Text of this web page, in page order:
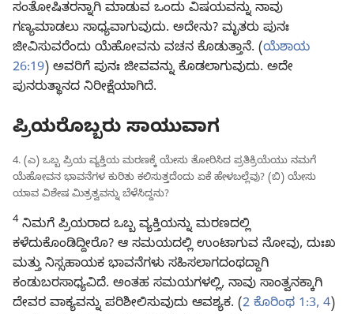
ಸಂತೋಷಿತರನ್ನಾಗಿ ಮಾಡುವ ಒಂದು ವಿಷಯವನ್ನು ನಾವು
ಗಣ್ಯಮಾಡಲು ಸಾಧ್ಯವಾಗುವುದು. ಅದೇನು? ಮೃತರು ಪುನಃ
ಜೀವಿಸುವರೆಂದು ಯೆಹೋವನು ವಚನ ಕೊಡುತ್ತಾನೆ. (ಯೆಶಾಯ
26:19) ಅವರಿಗೆ ಪುನಃ ಜೀವವನ್ನು ಕೊಡಲಾಗುವುದು. ಅದೇ
ಪುನರುತ್ಥಾನದ ನಿರೀಕ್ಷೆಯಾಗಿದೆ.
ಪ್ರಿಯರೊಬ್ಬರು ಸಾಯುವಾಗ
4. (ಎ) ಒಬ್ಬ ಪ್ರಿಯ ವ್ಯಕ್ತಿಯ ಮರಣಕ್ಕೆ ಯೇಸು ತೋರಿಸಿದ ಪ್ರತಿಕ್ರಿಯೆಯು ನಮಗೆ
ಯೆಹೋವನ ಭಾವನೆಗಳ ಕುರಿತು ಕಲಿಸುತ್ತದೆಂದು ಏಕೆ ಹೇಳಬಲ್ಲೆವು? (ಬಿ) ಯೇಸು
ಯಾವ ವಿಶೇಷ ಮಿತ್ರತ್ವವನ್ನು ಬೆಳೆಸಿದ್ದನು?
4ನಿಮಗೆ ಪ್ರಿಯರಾದ ಒಬ್ಬ ವ್ಯಕ್ತಿಯನ್ನು ಮರಣದಲ್ಲಿ
ಕಳೆದುಕೊಂಡಿದ್ದೀರೊ? ಆ ಸಮಯದಲ್ಲಿ ಉಂಟಾಗುವ ನೋವು, ದುಃಖ
ಮತ್ತು ನಿಸ್ಸಹಾಯಕ ಭಾವನೆಗಳು ಸಹಿಸಲಾಗದಂಥದ್ದಾಗಿ
ಕಂಡುಬರಸಾಧ್ಯವಿದೆ. ಅಂತಹ ಸಮಯಗಳಲ್ಲಿ, ನಾವು ಸಾಂತ್ವನಕ್ಕಾಗಿ
ದೇವರ ವಾಕ್ಯವನ್ನು ಪರಿಶೀಲಿಸುವುದು ಆವಶ್ಯಕ. (2 ಕೊರಿಂಥ 1:3, 4)